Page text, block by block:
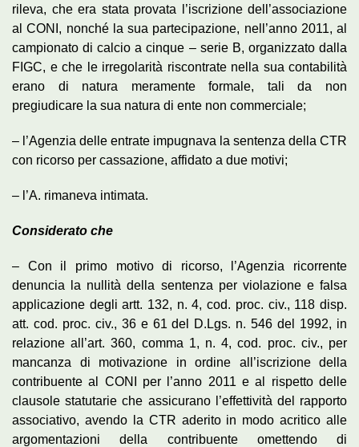
rileva, che era stata provata l’iscrizione dell’associazione
al CONI, nonché la sua partecipazione, nell’anno 2011, al
campionato di calcio a cinque – serie B, organizzato dalla
FIGC, e che le irregolarità riscontrate nella sua contabilità
erano di natura meramente formale, tali da non
pregiudicare la sua natura di ente non commerciale;
– l’Agenzia delle entrate impugnava la sentenza della CTR
con ricorso per cassazione, affidato a due motivi;
– l’A. rimaneva intimata.
Considerato che
– Con il primo motivo di ricorso, l’Agenzia ricorrente
denuncia la nullità della sentenza per violazione e falsa
applicazione degli artt. 132, n. 4, cod. proc. civ., 118 disp.
att. cod. proc. civ., 36 e 61 del D.Lgs. n. 546 del 1992, in
relazione all’art. 360, comma 1, n. 4, cod. proc. civ., per
mancanza di motivazione in ordine all’iscrizione della
contribuente al CONI per l’anno 2011 e al rispetto delle
clausole statutarie che assicurano l’effettività del rapporto
associativo, avendo la CTR aderito in modo acritico alle
argomentazioni della contribuente omettendo di